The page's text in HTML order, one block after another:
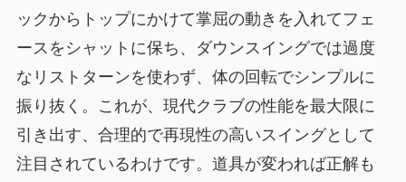
ックからトップにかけて掌屈の動きを入れてフェ
ースをシャットに保ち、ダウンスイングでは過度
なリストターンを使わず、体の回転でシンプルに
振り抜く。これが、現代クラブの性能を最大限に
引き出す、合理的で再現性の高いスイングとして
注目されているわけです。道具が変われば正解も